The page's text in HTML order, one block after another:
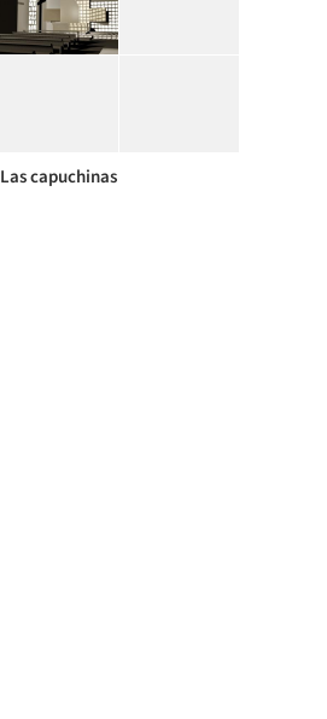
Las capuchinas